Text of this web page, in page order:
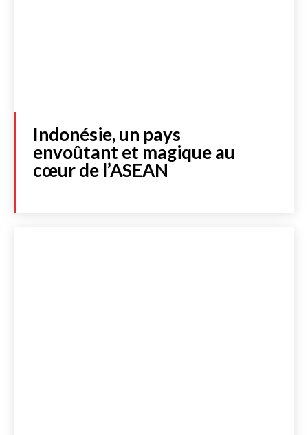
Indonésie, un pays
envoûtant et magique au
cœur de l’ASEAN